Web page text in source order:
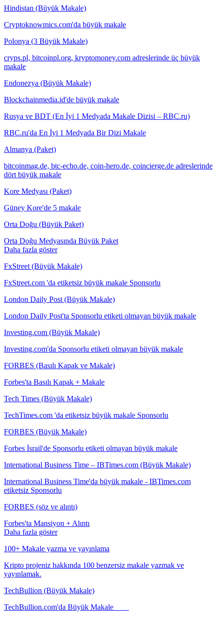
Hindistan (Büyük Makale)
Cryptoknowmics.com'da büyük makale
Polonya (3 Büyük Makale)
cryps.pl, bitcoinpl.org, kryptomoney.com adreslerinde üç büyük
makale
Endonezya (Büyük Makale)
Blockchainmedia.id'de büyük makale
Rusya ve BDT (En İyi 1 Medyada Makale Dizisi – RBC.ru)
RBC.ru'da En İyi 1 Medyada Bir Dizi Makale
Almanya (Paket)
bitcoinmag.de, btc-echo.de, coin-hero.de, coincierge.de adreslerinde
dört büyük makale
Kore Medyası (Paket)
Güney Kore'de 5 makale
Orta Doğu (Büyük Paket)
Orta Doğu Medyasında Büyük Paket
Daha fazla göster
FxStreet (Büyük Makale)
FxStreet.com 'da etiketsiz büyük makale Sponsorlu
London Daily Post (Büyük Makale)
London Daily Post'ta Sponsorlu etiketi olmayan büyük makale
Investing.com (Büyük Makale)
Investing.com'da Sponsorlu etiketi olmayan büyük makale
FORBES (Basılı Kapak ve Makale)
Forbes'ta Basılı Kapak + Makale
Tech Times (Büyük Makale)
TechTimes.com 'da etiketsiz büyük makale Sponsorlu
FORBES (Büyük Makale)
Forbes İsrail'de Sponsorlu etiketi olmayan büyük makale
International Business Time – IBTimes.com (Büyük Makale)
International Business Time'da büyük makale - IBTimes.com
etiketsiz Sponsorlu
FORBES (söz ve alıntı)
Forbes'ta Mansiyon + Alıntı
Daha fazla göster
100+ Makale yazma ve yayınlama
Kripto projeniz hakkında 100 benzersiz makale yazmak ve
yayınlamak.
TechBullion (Büyük Makale)
TechBullion.com'da Büyük Makale